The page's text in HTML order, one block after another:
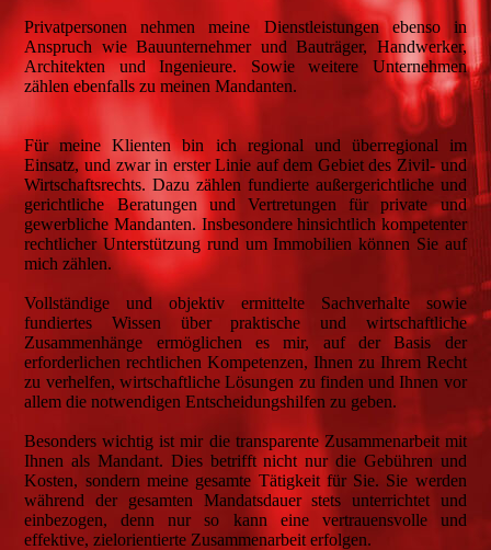
Privatpersonen nehmen meine Dienstleistungen ebenso in
Anspruch wie Bauunternehmer und Bauträger, Handwerker,
Architekten und Ingenieure. Sowie weitere Unternehmen
zählen ebenfalls zu meinen Mandanten.
Für meine Klienten bin ich regional und überregional im
Einsatz, und zwar in erster Linie auf dem Gebiet des Zivil- und
Wirtschaftsrechts. Dazu zählen fundierte außergerichtliche und
gerichtliche Beratungen und Vertretungen für private und
gewerbliche Mandanten. Insbesondere hinsichtlich kompetenter
rechtlicher Unterstützung rund um Immobilien können Sie auf
mich zählen.
Vollständige und objektiv ermittelte Sachverhalte sowie
fundiertes Wissen über praktische und wirtschaftliche
Zusammenhänge ermöglichen es mir, auf der Basis der
erforderlichen rechtlichen Kompetenzen, Ihnen zu Ihrem Recht
zu verhelfen, wirtschaftliche Lösungen zu finden und Ihnen vor
allem die notwendigen Entscheidungshilfen zu geben.
Besonders wichtig ist mir die transparente Zusammenarbeit mit
Ihnen als Mandant. Dies betrifft nicht nur die Gebühren und
Kosten, sondern meine gesamte Tätigkeit für Sie. Sie werden
während der gesamten Mandatsdauer stets unterrichtet und
einbezogen, denn nur so kann eine vertrauensvolle und
effektive, zielorientierte Zusammenarbeit erfolgen.